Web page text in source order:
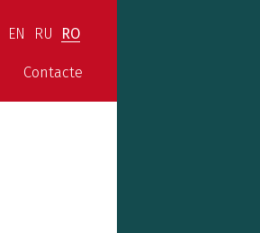
RU
EN RO
Contacte